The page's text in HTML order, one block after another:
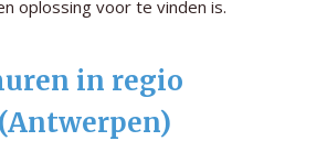
oplossing voor te vinden is.
in regio